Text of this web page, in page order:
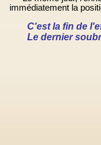
immédiatement la
C'est la fin de
Le dernier